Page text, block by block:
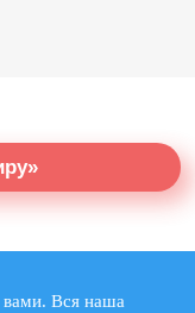
вами. Вся наша